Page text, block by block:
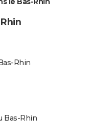
Rhin
Bas-Rhin